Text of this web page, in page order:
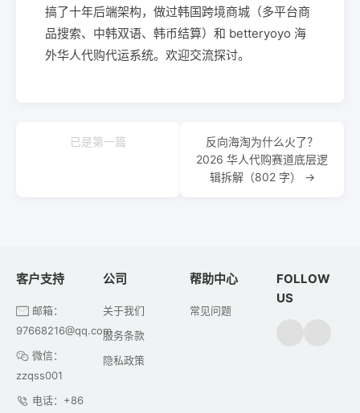
搞了十年后端架构，做过韩国跨境商城（多平台商
品搜索、中韩双语、韩币结算）和 betteryoyo 海
外华人代购代运系统。欢迎交流探讨。
已是第一篇
反向海淘为什么火了？
2026 华人代购赛道底层逻
辑拆解（802 字） →
客户支持
邮箱：
97668216@qq.com
微信：
zzqss001
电话：+86
公司
关于我们
服务条款
隐私政策
帮助中心
常见问题
FOLLOW
US